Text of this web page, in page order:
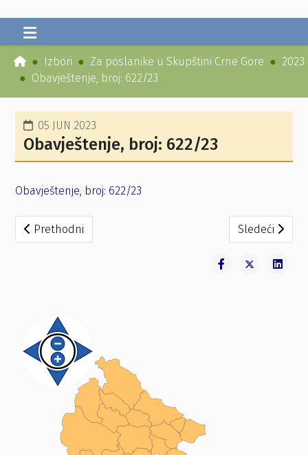
Izbori Za poslanike u Skupštini Crne Gore
2023
Obavještenje, broj: 622/23
05 JUN 2023
Obavještenje, broj: 622/23
Obavještenje, broj: 622/23
Prethodni članak: Obavještenje, broj: 623/23
Prethodni Sledeći
Sledeći